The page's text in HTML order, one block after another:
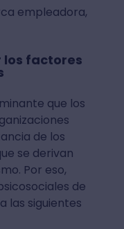
empleadora,
los factores
que los
de los
se derivan
Por eso,
de
las siguientes